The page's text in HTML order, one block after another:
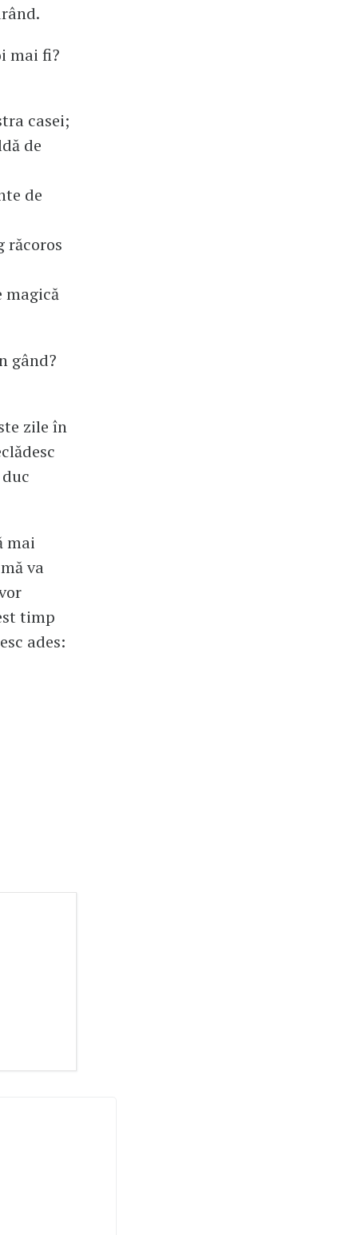
mai fi?
casei;
de
de
răcoros
magică
gând?
zile în
mai
va
timp
ades: